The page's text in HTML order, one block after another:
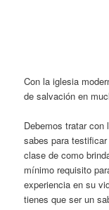
Con la iglesia
de salvación en
Debemos tratar
sabes para
clase de como
mínimo requisito
experiencia en su
tienes que ser un